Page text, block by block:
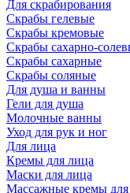
Для скрабирования
Скрабы гелевые
Скрабы кремовые
Скрабы сахарно-
Скрабы сахарные
Скрабы соляные
Для душа и ванны
Гели для душа
Молочные ванны
Уход для рук и ног
Для лица
Кремы для лица
Маски для лица
Массажные кремы для